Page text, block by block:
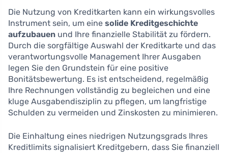
Die Nutzung von Kreditkarten kann ein wirkungsvolles
Instrument sein, um eine solide Kreditgeschichte
aufzubauen und Ihre finanzielle Stabilität zu fördern.
Durch die sorgfältige Auswahl der Kreditkarte und das
verantwortungsvolle Management Ihrer Ausgaben
legen Sie den Grundstein für eine positive
Bonitätsbewertung. Es ist entscheidend, regelmäßig
Ihre Rechnungen vollständig zu begleichen und eine
kluge Ausgabendisziplin zu pflegen, um langfristige
Schulden zu vermeiden und Zinskosten zu minimieren.
Die Einhaltung eines niedrigen Nutzungsgrads Ihres
Kreditlimits signalisiert Kreditgebern, dass Sie finanziell